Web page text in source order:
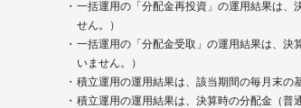
一括運用の「分配金再投資」の運用結果は、
せん。）
一括運用の「分配金受取」の運用結果は、決
いません。）
積立運用の運用結果は、該当期間の毎月末の
積立運用の運用結果は、決算時の分配金（普